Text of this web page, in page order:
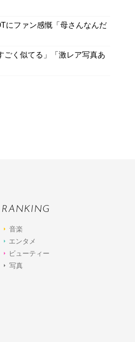
にファン感慨「母さんなんだ
ごく似てる」「激レア写真あ
RANKING
音楽
エンタメ
ビューティー
写真